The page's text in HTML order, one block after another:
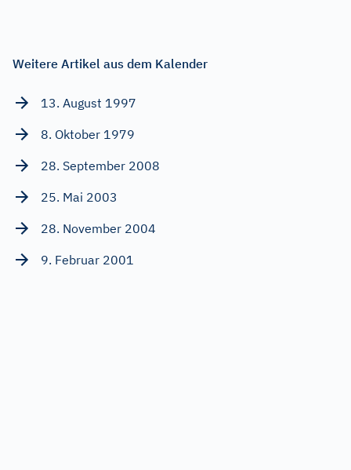
Weitere Artikel aus dem Kalender
13. August 1997
8. Oktober 1979
28. September 2008
25. Mai 2003
28. November 2004
9. Februar 2001